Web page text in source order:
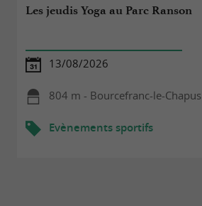
Les jeudis Yoga au Parc Ranson
13/08/2026
804 m - Bourcefranc-le-Chapus
Evènements sportifs